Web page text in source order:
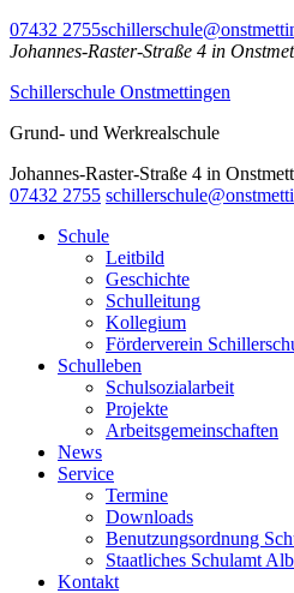
07432 2755
Johannes-Raster-Straße 4 in
Schillerschule Onstmettingen
Grund- und Werkrealschule
Johannes-Raster-Straße 4 in
07432 2755
Schule
Leitbild
Geschichte
Schulleitung
Kollegium
Förderverein
Schulleben
Schulsozialarbeit
Projekte
Arbeitsgemeinschaften
News
Service
Termine
Downloads
Benutzungsordnung
Staatliches Schulamt
Kontakt